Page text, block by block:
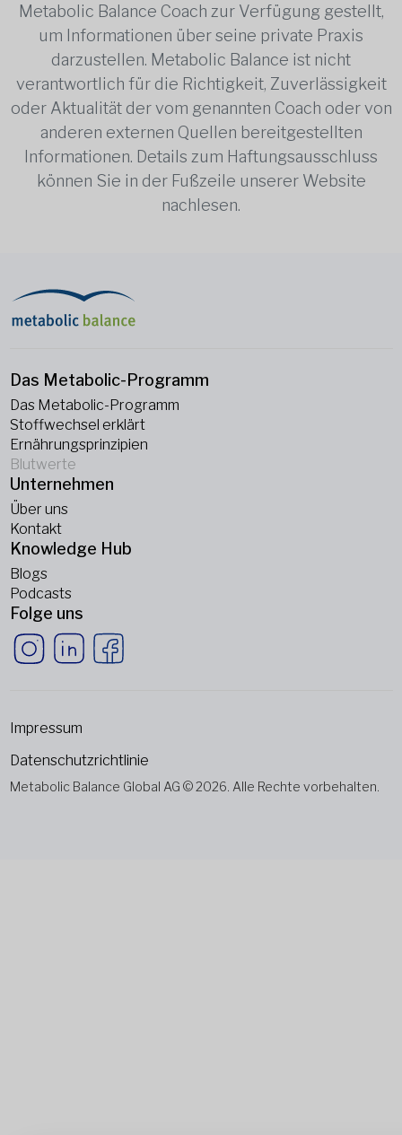
Metabolic Balance Coach zur Verfügung gestellt,
um Informationen über seine private Praxis
darzustellen. Metabolic Balance ist nicht
verantwortlich für die Richtigkeit, Zuverlässigkeit
oder Aktualität der vom genannten Coach oder von
anderen externen Quellen bereitgestellten
Informationen. Details zum Haftungsausschluss
können Sie in der Fußzeile unserer Website
nachlesen.
Das Metabolic-Programm
Das Metabolic-Programm
Stoffwechsel erklärt
Ernährungsprinzipien
Blutwerte
Unternehmen
Über uns
Kontakt
Knowledge Hub
Blogs
Podcasts
Folge uns
Metabolic Balance Global AG © 2026. Alle Rechte vorbehalten.
Impressum
Datenschutzrichtlinie